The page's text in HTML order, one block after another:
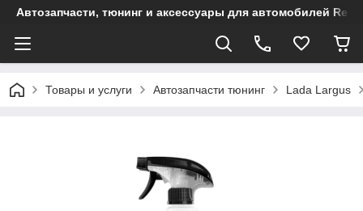
Автозапчасти, тюнинг и аксессуары для автомобилей
Товары и услуги Автозапчасти тюнинг Lada Largus